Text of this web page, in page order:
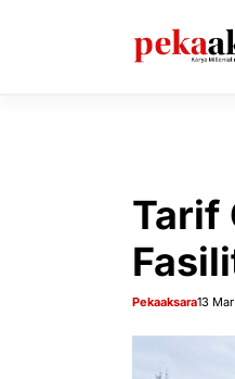
Tarif
Pekaaksara13